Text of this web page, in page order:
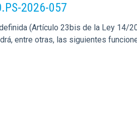
2026-057
(Artículo 23bis de la Ley 14/
entre otras, las siguientes